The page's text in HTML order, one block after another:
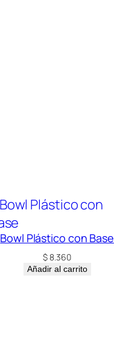
Bowl Plástico con Base
$8.360
Añadir al carrito